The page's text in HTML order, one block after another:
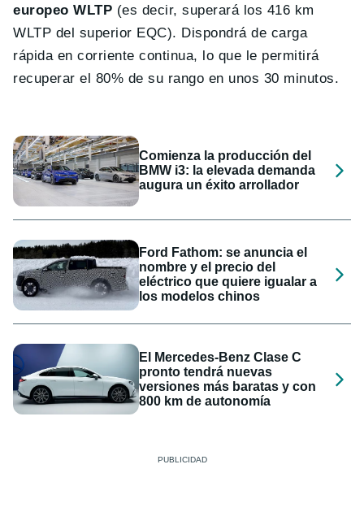
europeo WLTP (es decir, superará los 416 km
WLTP del superior EQC). Dispondrá de carga
rápida en corriente continua, lo que le permitirá
recuperar el 80% de su rango en unos 30 minutos.
Comienza la producción del
BMW i3: la elevada demanda
augura un éxito arrollador
Ford Fathom: se anuncia el
nombre y el precio del
eléctrico que quiere igualar a
los modelos chinos
El Mercedes-Benz Clase C
pronto tendrá nuevas
versiones más baratas y con
800 km de autonomía